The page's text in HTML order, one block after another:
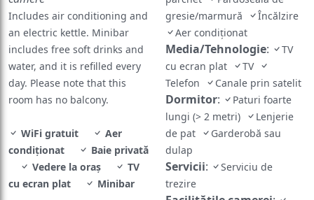
Includes air conditioning and
an electric kettle. Minibar
includes free soft drinks and
water, and it is refilled every
day. Please note that this
room has no balcony.
WiFi gratuit
Aer
condiționat
Baie privată
Vedere la oraș
TV
cu ecran plat
Minibar
gresie/marmură
Încălzire
Aer condiționat
Media/Tehnologie:
TV
cu ecran plat
TV
Telefon
Canale prin satelit
Dormitor:
Paturi foarte
lungi (> 2 metri)
Lenjerie
de pat
Garderobă sau
dulap
Servicii:
Serviciu de
trezire